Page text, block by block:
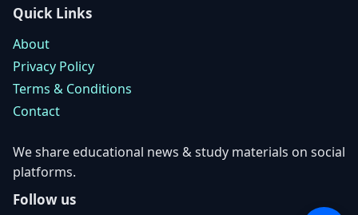
Quick Links
About
Privacy Policy
Terms & Conditions
Contact
We share educational news & study materials on social
platforms.
Follow us